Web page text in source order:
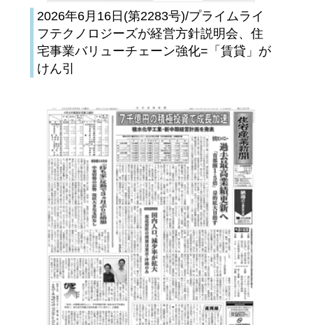
2026年6月16日(第2283号)/プライムライ
フテクノロジーズが経営方針説明会、住
宅事業バリューチェーン強化=「賃貸」が
けん引